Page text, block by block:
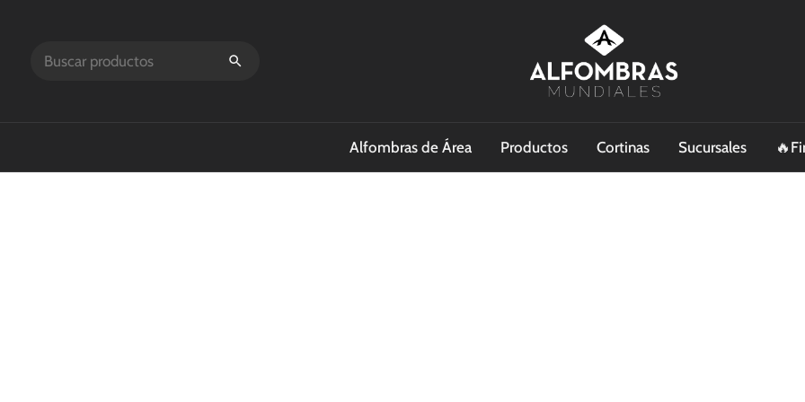
Alfombras de Área Productos Cortinas Sucursales